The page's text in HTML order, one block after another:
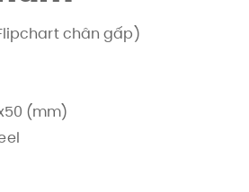
chân gấp)
(mm)